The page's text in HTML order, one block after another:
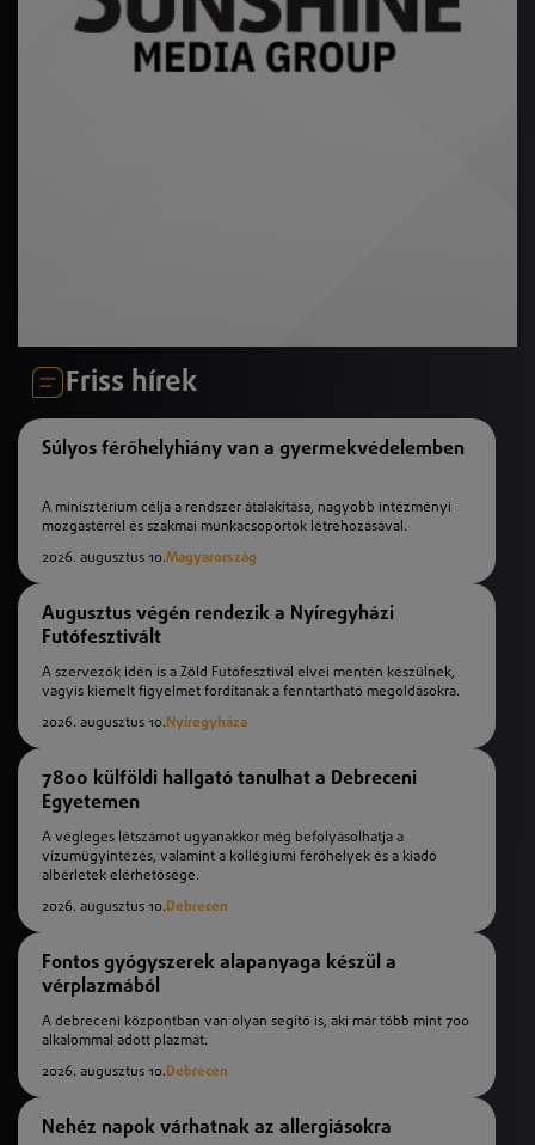
Friss hírek
Súlyos férőhelyhiány van a gyermekvédelemben
A minisztérium célja a rendszer átalakítása, nagyobb intézményi
mozgástérrel és szakmai munkacsoportok létrehozásával.
2026. augusztus 10.Magyarország
Augusztus végén rendezik a Nyíregyházi
Futófesztivált
A szervezők idén is a Zöld Futófesztivál elvei mentén készülnek,
vagyis kiemelt figyelmet fordítanak a fenntartható megoldásokra.
2026. augusztus 10. Nyíregyháza
7800 külföldi hallgató tanulhat a Debreceni
Egyetemen
A végleges létszámot ugyanakkor még befolyásolhatja a
vízumügyintézés, valamint a kollégiumi férőhelyek és a kiadó
albérletek elérhetősége.
2026. augusztus 10.Debrecen
Fontos gyógyszerek alapanyaga készül a
vérplazmából
A debreceni központban van olyan segítő is, aki már több mint 700
alkalommal adott plazmát.
2026. augusztus 10.Debrecen
Nehéz napok várhatnak az allergiásokra